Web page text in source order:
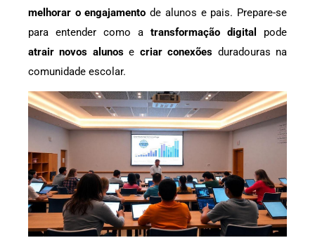
melhorar o engajamento de alunos e pais. Prepare-se
para entender como a transformação digital
pode
atrair novos alunose criar conexões duradouras na
comunidade escolar.